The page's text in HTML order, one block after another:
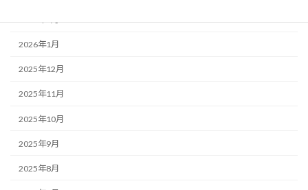
2026年2月
2026年1月
2025年12月
2025年11月
2025年10月
2025年9月
2025年8月